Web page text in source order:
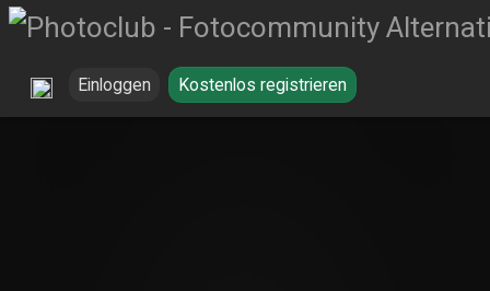
Einloggen Kostenlos registrieren